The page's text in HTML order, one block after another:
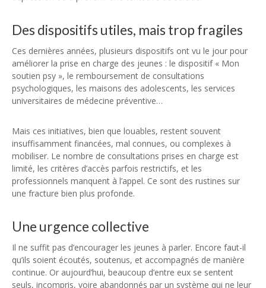
Des dispositifs utiles, mais trop fragiles
Ces dernières années, plusieurs dispositifs ont vu le jour pour
améliorer la prise en charge des jeunes : le dispositif « Mon
soutien psy », le remboursement de consultations
psychologiques, les maisons des adolescents, les services
universitaires de médecine préventive…
Mais ces initiatives, bien que louables, restent souvent
insuffisamment financées, mal connues, ou complexes à
mobiliser. Le nombre de consultations prises en charge est
limité, les critères d’accès parfois restrictifs, et les
professionnels manquent à l’appel. Ce sont des rustines sur
une fracture bien plus profonde.
Une urgence collective
Il ne suffit pas d’encourager les jeunes à parler. Encore faut-il
qu’ils soient écoutés, soutenus, et accompagnés de manière
continue. Or aujourd’hui, beaucoup d’entre eux se sentent
seuls, incompris, voire abandonnés par un système qui ne leur